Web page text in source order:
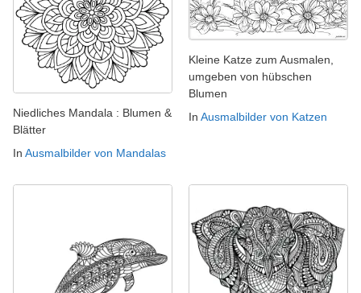
Niedliches Mandala : Blumen &
Blätter
In Ausmalbilder von Mandalas
Kleine Katze zum Ausmalen,
umgeben von hübschen
Blumen
In Ausmalbilder von Katzen